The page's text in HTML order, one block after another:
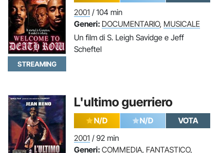
STREAMING
2001 / 104 min
Generi: DOCUMENTARIO, MUSICALE
Un film di S. Leigh Savidge e Jeff
Scheftel
L'ultimo guerriero
N/D N/D
VOTA
2001 / 92 min
Generi: COMMEDIA, FANTASTICO,